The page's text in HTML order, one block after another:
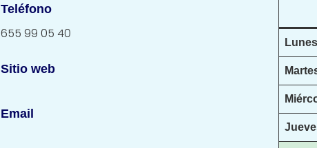
Teléfono
655 99 05 40
Sitio web
Email
Lunes